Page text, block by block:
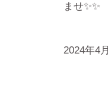
ませ✨✨
2024年4